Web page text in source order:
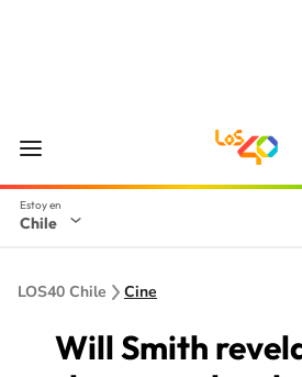
Chile
LOS40 Chile Cine
Will Smith